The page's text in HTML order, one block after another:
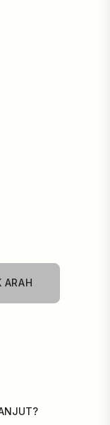
ARAH